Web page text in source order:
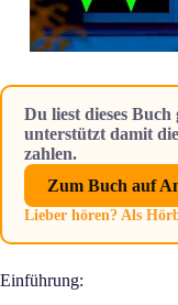
Du liest dieses
unterstützt damit
zahlen.
Zum Buch auf
Lieber hören? Als
Einführung: